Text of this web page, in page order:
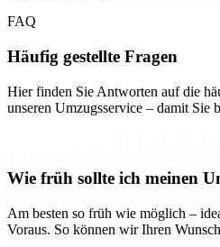
FAQ
Häufig gestellte Fragen
Hier finden Sie Antworten auf die
unseren Umzugsservice – damit Sie
Wie früh sollte ich meinen
Am besten so früh wie möglich –
Voraus. So können wir Ihren